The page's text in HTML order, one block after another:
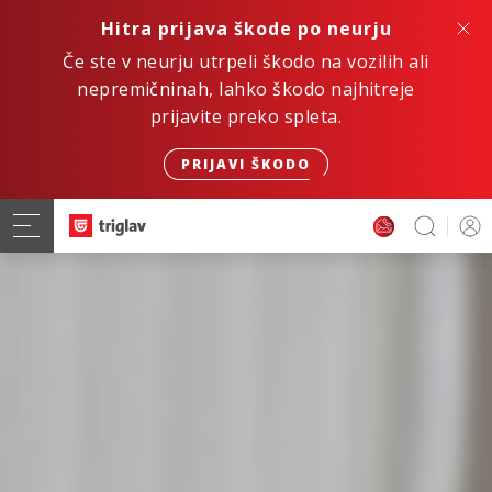
Hitra prijava škode po neurju
Če ste v neurju utrpeli škodo na vozilih ali
nepremičninah, lahko škodo najhitreje
prijavite preko spleta.
PRIJAVI ŠKODO